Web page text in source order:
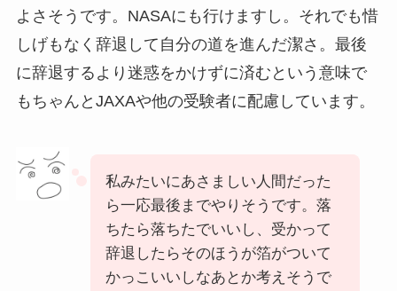
よさそうです。NASAにも行けますし。それでも惜
しげもなく辞退して自分の道を進んだ潔さ。最後
に辞退するより迷惑をかけずに済むという意味で
もちゃんとJAXAや他の受験者に配慮しています。
私みたいにあさましい人間だった
ら一応最後までやりそうです。落
ちたら落ちたでいいし、受かって
辞退したらそのほうが箔がついて
かっこいいしなあとか考えそうで